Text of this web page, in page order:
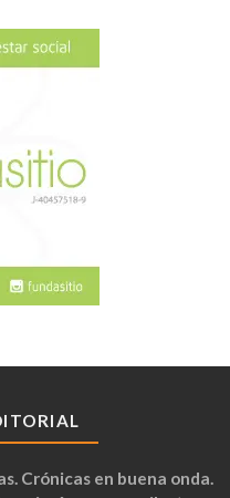
Crónicas en buena onda.